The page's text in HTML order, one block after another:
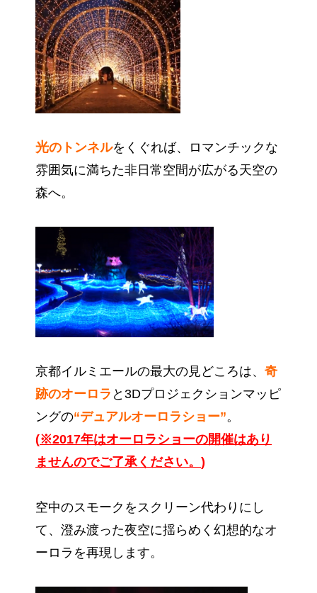
光のトンネルをくぐれば、ロマンチックな
雰囲気に満ちた非日常空間が広がる天空の
森へ。
京都イルミエールの最大の見どころは、 奇
跡のオーロラ と3Dプロジェクションマッピ
ングの“デュアルオーロラショー”。
(※2017年はオーロラショーの開催はあり
ませんのでご了承ください。 )
空中のスモークをスクリーン代わりにし
て、澄み渡った夜空に揺らめく幻想的なオ
ーロラを再現します。